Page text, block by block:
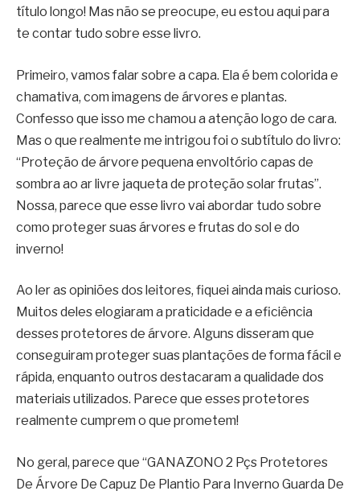
título longo! Mas não se preocupe, eu estou aqui para
te contar tudo sobre esse livro.
Primeiro, vamos falar sobre a capa. Ela é bem colorida e
chamativa, com imagens de árvores e plantas.
Confesso que isso me chamou a atenção logo de cara.
Mas o que realmente me intrigou foi o subtítulo do livro:
“Proteção de árvore pequena envoltório capas de
sombra ao ar livre jaqueta de proteção solar frutas”.
Nossa, parece que esse livro vai abordar tudo sobre
como proteger suas árvores e frutas do sol e do
inverno!
Ao ler as opiniões dos leitores, fiquei ainda mais curioso.
Muitos deles elogiaram a praticidade e a eficiência
desses protetores de árvore. Alguns disseram que
conseguiram proteger suas plantações de forma fácil e
rápida, enquanto outros destacaram a qualidade dos
materiais utilizados. Parece que esses protetores
realmente cumprem o que prometem!
No geral, parece que “GANAZONO 2 Pçs Protetores
De Árvore De Capuz De Plantio Para Inverno Guarda De